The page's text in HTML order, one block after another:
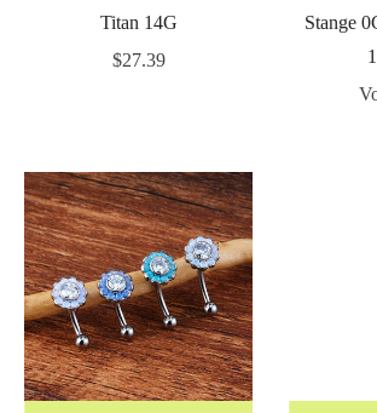
Titan 14G
Regulärer
$27.39
Stange